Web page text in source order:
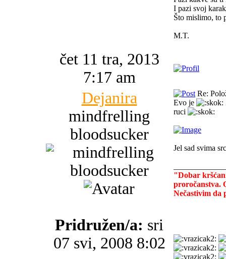
I pazi svoj
Što mislimo, to
M.T.
čet 11 tra, 2013
7:17 am
Dejanira
mindfrelling
bloodsucker
Pridružen/a: sri
07 svi, 2008 8:02
Re:
Evo je
ruci
Jel sad svima
"Dobar
proročanstva.
Nečastivim da